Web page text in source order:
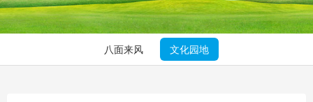
八面来风 文化园地